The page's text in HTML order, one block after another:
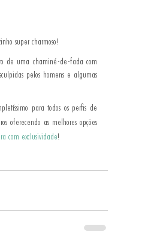
super charmoso!
de uma chaminé-de-fada com
pelos homens e algumas
para todos os perfis de
oferecendo as melhores opções
com exclusividade!